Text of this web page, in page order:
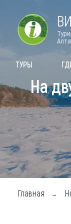
Форум
Туры
ТУРЫ
На
Главная